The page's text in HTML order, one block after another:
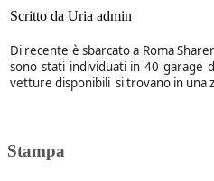
Scritto da Uria admin
Di recente è sbarcato a Roma
sono stati individuati in 40 garage
vetture disponibili si trovano in una
Stampa